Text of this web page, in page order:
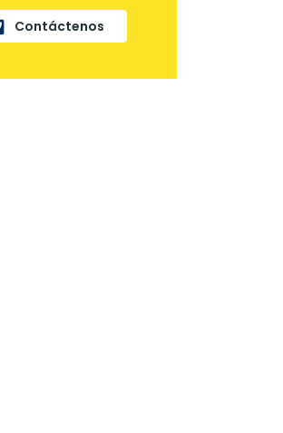
Contáctenos